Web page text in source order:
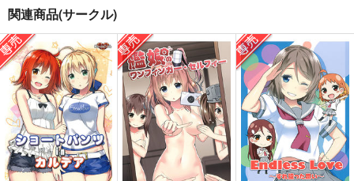
colors.02
petit*smile
専売 550円（税込）
ラブライブ！
矢澤にこ
西木野真姫
サンプル
のんたぬキツネチカ森
のお昼寝時計の話
Waterfall
605円（税込）
ラブライブ！
絢瀬絵里×東條希
サンプル
magnetic today
ワレワレワ
110円（税込）
ラブライブ！
にこ×まき
サンプル
関連商品(サークル)